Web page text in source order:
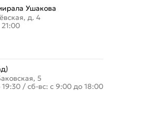
Ушакова
д. 4
5
/ сб-вс: с 9:00 до 18:00